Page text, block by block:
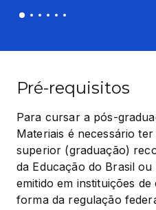
Pré-requisitos
Para cursar a pós-
Materiais é necessário
superior (graduação)
da Educação do Brasil
emitido em instituições
forma da regulação